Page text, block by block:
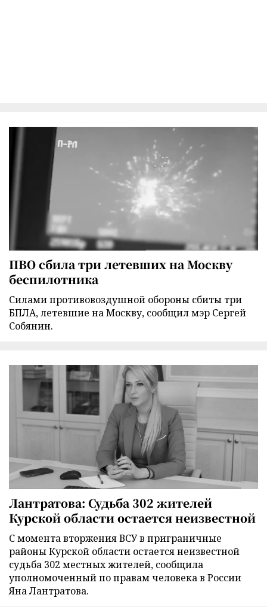
ПВО сбила три летевших на Москву
беспилотника
Силами противовоздушной обороны сбиты три
БПЛА, летевшие на Москву, сообщил мэр Сергей
Собянин.
Лантратова: Судьба 302 жителей
Курской области остается неизвестной
С момента вторжения ВСУ в приграничные
районы Курской области остается неизвестной
судьба 302 местных жителей, сообщила
уполномоченный по правам человека в России
Яна Лантратова.